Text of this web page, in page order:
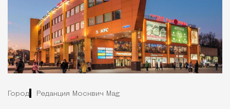
Город Редакция Москвич Mag